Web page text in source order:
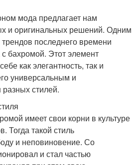
мода предлагает нам
и оригинальных решений. Одним
последнего времени
бахромой. Этот элемент
как элегантность, так и
универсальным и
стилей.
имеет свои корни в культуре
Тогда такой стиль
и неповиновение. Со
и стал частью